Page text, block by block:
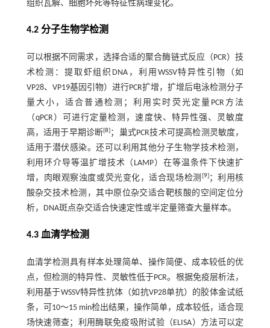
组织瓦解、细胞坏死等特征性病理变化。
4.2 分子生物学检测
可以根据不同需求，选择合适的聚合酶链式反应（PCR）技
术检测：提取虾组织DNA，利用WSSV特异性引物（如
VP28、VP19基因引物）进行PCR扩增，扩增后电泳检测分子
量大小，适合普通检测；利用实时荧光定量PCR方法
（qPCR）可进行定量检测，速度快、特异性强、灵敏度
高，适用于早期诊断[8] ；巢式PCR技术可提高检测灵敏度，
适用于潜伏感染。还可以利用其他分子生物学技术检测，
利用环介导等温扩增技术（LAMP）在等温条件下快速扩
增，肉眼观察浊度或荧光变化，适合现场检测 [9]；利用核
酸杂交技术检测，其中原位杂交适合靶核酸的空间定位分
析，DNA斑点杂交适合快速定性或半定量筛查大量样本。
4.3 血清学检测
血清学检测具有样本处理简单、操作简便、成本较低的优
点，但检测的特异性、灵敏性低于PCR。根据免疫层析法，
利用基于WSSV特异性抗体（如抗VP28单抗）的胶体金试纸
条，可10～15 min检出结果，操作简单，成本较低，适合现
场快速筛查；利用酶联免疫吸附试验（ELISA）方法可以定